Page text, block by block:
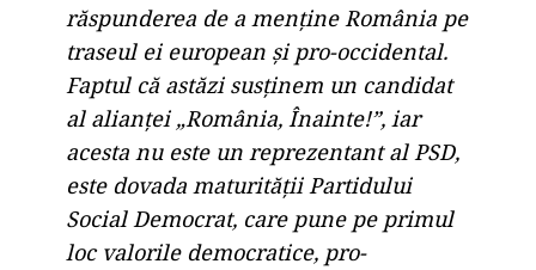
răspunderea de a menține România pe
traseul ei european și pro-occidental.
Faptul că astăzi susținem un candidat
al alianței „România, Înainte!”, iar
acesta nu este un reprezentant al PSD,
este dovada maturității Partidului
Social Democrat, care pune pe primul
loc valorile democratice, pro-